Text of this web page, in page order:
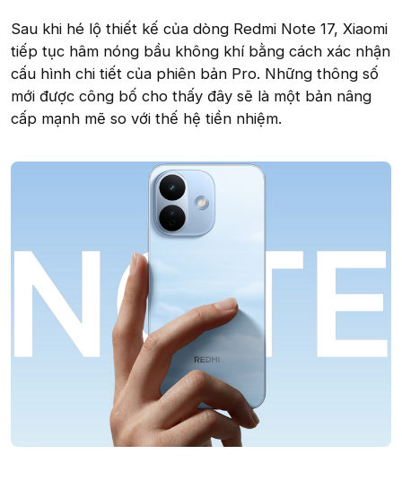
Sau khi hé lộ thiết kế của dòng Redmi Note 17, Xiaomi
tiếp tục hâm nóng bầu không khí bằng cách xác nhận
cấu hình chi tiết của phiên bản Pro. Những thông số
mới được công bố cho thấy đây sẽ là một bản nâng
cấp mạnh mẽ so với thế hệ tiền nhiệm.